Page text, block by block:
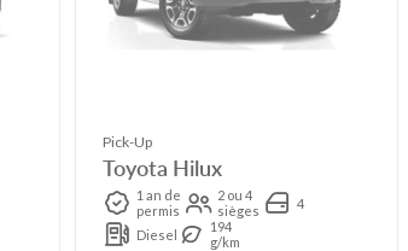
Pick-Up
Toyota Hilux
1 an de
permis
2 ou 4
sièges
4
Diesel
194
g/km